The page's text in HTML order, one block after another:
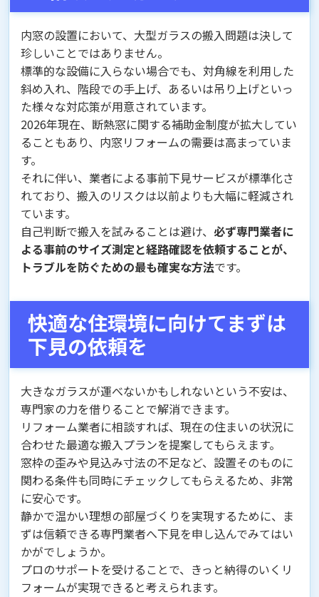
内窓の設置において、大型ガラスの搬入問題は決して
珍しいことではありません。
標準的な設備に入らない場合でも、対角線を利用した
斜め入れ、階段での手上げ、あるいは吊り上げといっ
た様々な対応策が用意されています。
2026年現在、断熱窓に関する補助金制度が拡大してい
ることもあり、内窓リフォームの需要は高まっていま
す。
それに伴い、業者による事前下見サービスが標準化さ
れており、搬入のリスクは以前よりも大幅に軽減され
ています。
自己判断で搬入を試みることは避け、 必ず専門業者に
よる事前のサイズ測定と経路確認を依頼することが、
トラブルを防ぐための最も確実な方法です。
快適な住環境に向けてまずは
下見の依頼を
大きなガラスが運べないかもしれないという不安は、
専門家の力を借りることで解消できます。
リフォーム業者に相談すれば、現在の住まいの状況に
合わせた最適な搬入プランを提案してもらえます。
窓枠の歪みや見込み寸法の不足など、設置そのものに
関わる条件も同時にチェックしてもらえるため、非常
に安心です。
静かで温かい理想の部屋づくりを実現するために、ま
ずは信頼できる専門業者へ下見を申し込んでみてはい
かがでしょうか。
プロのサポートを受けることで、きっと納得のいくリ
フォームが実現できると考えられます。